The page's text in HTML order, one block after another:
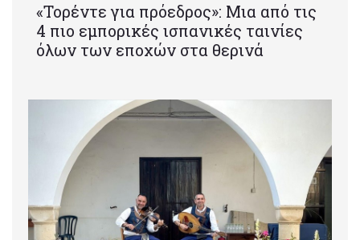
«Τορέντε για πρόεδρος»: Mια από τις
4 πιο εμπορικές ισπανικές ταινίες
όλων των εποχών στα θερινά